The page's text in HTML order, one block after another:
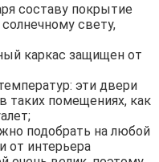
составу покрытие
свету,
каркас защищен от
эти двери
таких помещениях, как
подобрать на любой
от интерьера